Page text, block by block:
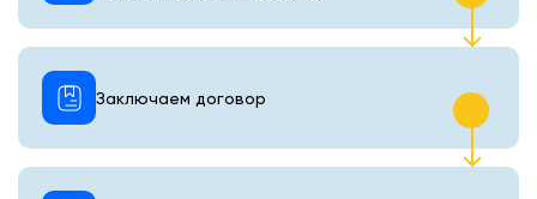
Заключаем договор